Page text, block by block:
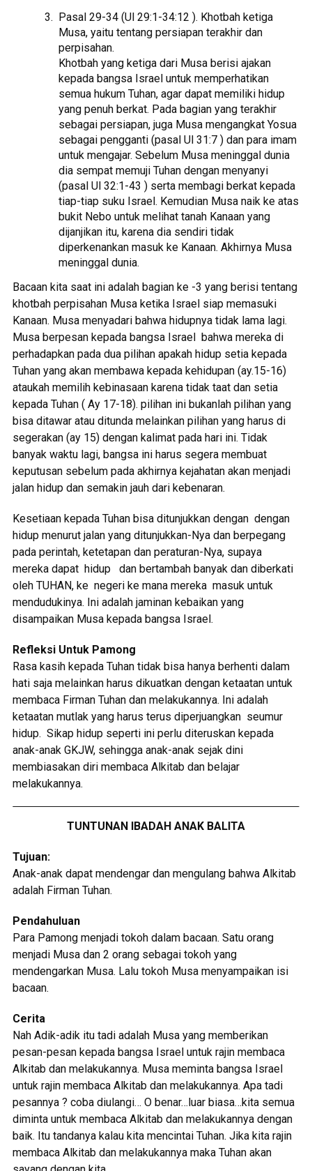
Pasal 29-34 (Ul 29:1-34:12 ). Khotbah ketiga
Musa, yaitu tentang persiapan terakhir dan
perpisahan.
Khotbah yang ketiga dari Musa berisi ajakan
kepada bangsa Israel untuk memperhatikan
semua hukum Tuhan, agar dapat memiliki hidup
yang penuh berkat. Pada bagian yang terakhir
sebagai persiapan, juga Musa mengangkat Yosua
sebagai pengganti (pasal Ul 31:7 ) dan para imam
untuk mengajar. Sebelum Musa meninggal dunia
dia sempat memuji Tuhan dengan menyanyi
(pasal Ul 32:1-43 ) serta membagi berkat kepada
tiap-tiap suku Israel. Kemudian Musa naik ke atas
bukit Nebo untuk melihat tanah Kanaan yang
dijanjikan itu, karena dia sendiri tidak
diperkenankan masuk ke Kanaan. Akhirnya Musa
meninggal dunia.
Bacaan kita saat ini adalah bagian ke -3 yang berisi tentang
khotbah perpisahan Musa ketika Israel siap memasuki
Kanaan. Musa menyadari bahwa hidupnya tidak lama lagi.
Musa berpesan kepada bangsa Israel bahwa mereka di
perhadapkan pada dua pilihan apakah hidup setia kepada
Tuhan yang akan membawa kepada kehidupan (ay.15-16)
ataukah memilih kebinasaan karena tidak taat dan setia
kepada Tuhan ( Ay 17-18). pilihan ini bukanlah pilihan yang
bisa ditawar atau ditunda melainkan pilihan yang harus di
segerakan (ay 15) dengan kalimat pada hari ini. Tidak
banyak waktu lagi, bangsa ini harus segera membuat
keputusan sebelum pada akhirnya kejahatan akan menjadi
jalan hidup dan semakin jauh dari kebenaran.
Kesetiaan kepada Tuhan bisa ditunjukkan dengan dengan
hidup menurut jalan yang ditunjukkan-Nya dan berpegang
pada perintah, ketetapan dan peraturan-Nya, supaya
mereka dapat hidup dan bertambah banyak dan diberkati
oleh TUHAN, ke negeri ke mana mereka masuk untuk
mendudukinya. Ini adalah jaminan kebaikan yang
disampaikan Musa kepada bangsa Israel.
Refleksi Untuk Pamong
Rasa kasih kepada Tuhan tidak bisa hanya berhenti dalam
hati saja melainkan harus dikuatkan dengan ketaatan untuk
membaca Firman Tuhan dan melakukannya. Ini adalah
ketaatan mutlak yang harus terus diperjuangkan seumur
hidup. Sikap hidup seperti ini perlu diteruskan kepada
anak-anak GKJW, sehingga anak-anak sejak dini
membiasakan diri membaca Alkitab dan belajar
melakukannya.
TUNTUNAN IBADAH ANAK BALITA
Tujuan:
Anak-anak dapat mendengar dan mengulang bahwa Alkitab
adalah Firman Tuhan.
Pendahuluan
Para Pamong menjadi tokoh dalam bacaan. Satu orang
menjadi Musa dan 2 orang sebagai tokoh yang
mendengarkan Musa. Lalu tokoh Musa menyampaikan isi
bacaan.
Cerita
Nah Adik-adik itu tadi adalah Musa yang memberikan
pesan-pesan kepada bangsa Israel untuk rajin membaca
Alkitab dan melakukannya. Musa meminta bangsa Israel
untuk rajin membaca Alkitab dan melakukannya. Apa tadi
pesannya ? coba diulangi… O benar…luar biasa…kita semua
diminta untuk membaca Alkitab dan melakukannya dengan
baik. Itu tandanya kalau kita mencintai Tuhan. Jika kita rajin
membaca Alkitab dan melakukannya maka Tuhan akan